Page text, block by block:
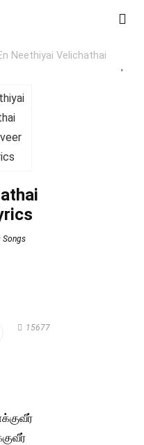
Neethiyai Velichathai
Songs
15677